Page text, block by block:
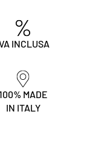
INCLUSA
MADE
IN ITALY